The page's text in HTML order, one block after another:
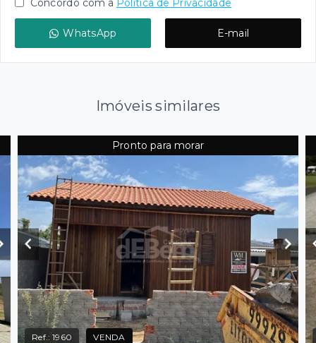
Concordo com a Política de Privacidade
WhatsApp E-mail
Imóveis similares
Pronto para morar
Ref.:1960 VENDA